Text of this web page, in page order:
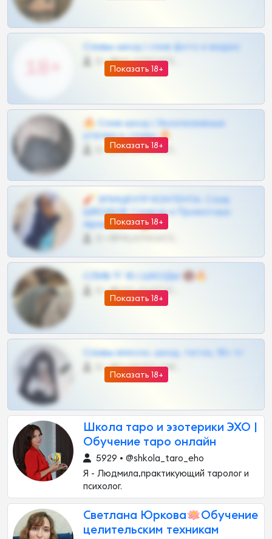
Показать 18+
Сливы шкод | слив фото и видео
0 •
Показать 18+
🔥 Слив шкод | Эксклюзивные
утечки и сливы 🔥
0 •
Показать 18+
🧨 ЭПИЦЕНТР КОНТЕНТА: Слив
ШКОДОВ Сливов и Приватных
Архивов ТГ 🔞💎
Показать 18+
СЛИВ ТГ 18 | ШКОДЫ 🔞🔥
0 •
Показать 18+
Сливы вписок, шкод, теток, 18+ тг
0 •
Школа таро и эзотерики ЭХО |
Обучение таро онлайн
5929 • @shkola_taro_eho
Я - Людмила,практикующий таролог и
психолог.
Светлана Юркова🪷Обучение
целительским техникам